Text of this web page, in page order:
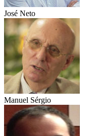
José Neto
Manuel Sérgio